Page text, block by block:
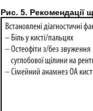
Рис. 5. Рекомендації